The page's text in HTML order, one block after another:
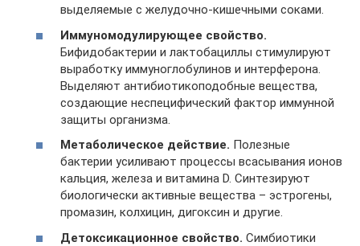
выделяемые с желудочно-кишечными соками.
Иммуномодулирующее свойство.
Бифидобактерии и лактобациллы стимулируют
выработку иммуноглобулинов и интерферона.
Выделяют антибиотикоподобные вещества,
создающие неспецифический фактор иммунной
защиты организма.
Метаболическое действие. Полезные
бактерии усиливают процессы всасывания ионов
кальция, железа и витамина D. Синтезируют
биологически активные вещества – эстрогены,
промазин, колхицин, дигоксин и другие.
Детоксикационное свойство. Симбиотики